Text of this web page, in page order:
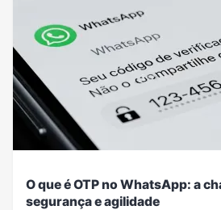
O que é OTP no WhatsApp: a
segurança e agilidade